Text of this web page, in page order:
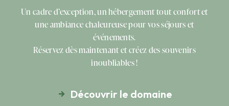
Un cadre d’exception, un hébergement tout confort et
une ambiance chaleureuse pour vos séjours et
événements.
Réservez dès maintenant et créez des souvenirs
inoubliables !
Découvrir le domaine